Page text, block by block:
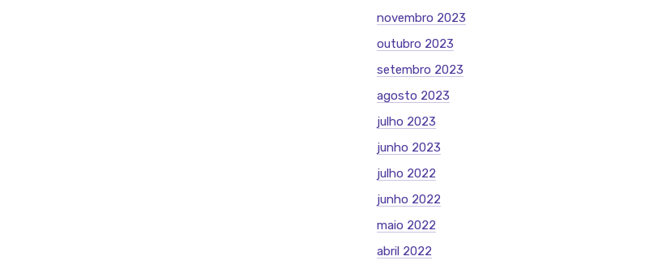
novembro 2023
outubro 2023
setembro 2023
agosto 2023
julho 2023
junho 2023
julho 2022
junho 2022
maio 2022
abril 2022